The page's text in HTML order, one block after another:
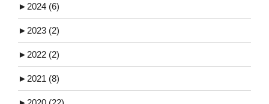
► 2024 (6)
► 2023 (2)
► 2022 (2)
► 2021 (8)